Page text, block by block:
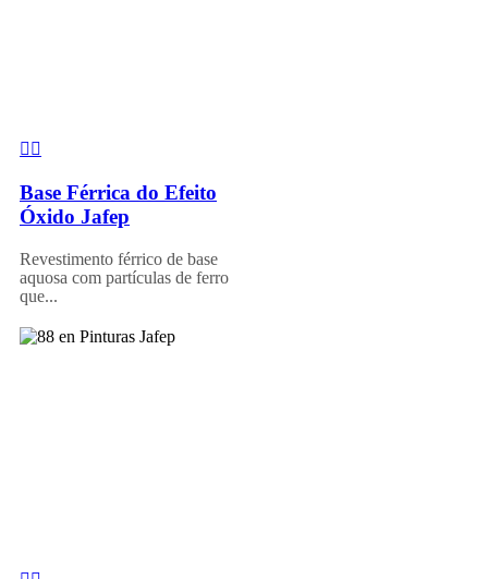
Base Férrica do Efeito
Óxido Jafep
Revestimento férrico de base
aquosa com partículas de ferro
que...